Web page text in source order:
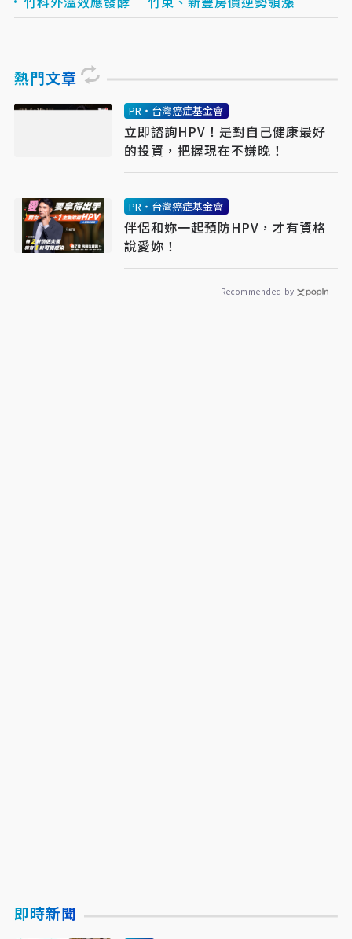
熱門文章
PR・台灣癌症基金會
立即諮詢HPV！是對自己健康最好
的投資，把握現在不嫌晚！
PR・台灣癌症基金會
伴侶和妳一起預防HPV，才有資格
說愛妳！
Recommended by
即時新聞